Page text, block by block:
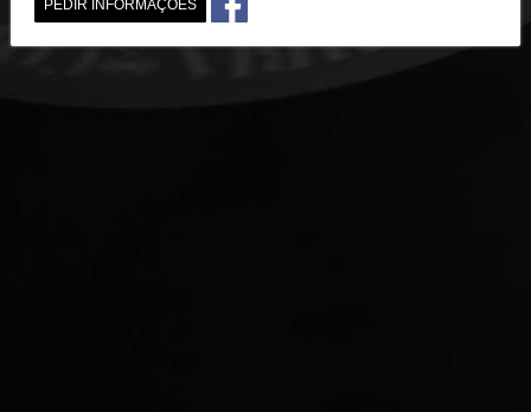
PEDIR INFORMAÇÕES